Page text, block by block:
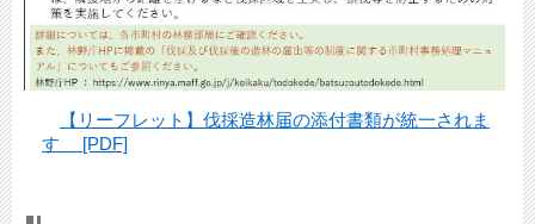
【リーフレット】伐採造林届の添付書類が統一されま
す [PDF]